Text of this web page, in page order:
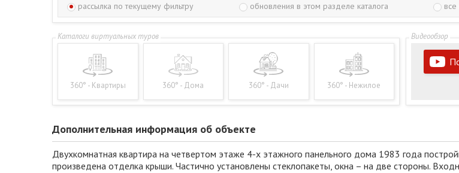
рассылка по текущему фильтру обновления в этом разделе каталога
360° - Квартиры 360° - Дома 360° - Дачи 360° - Нежилое
Дополнительная информация об объекте
Двухкомнатная квартира на четвертом этаже 4-х этажного панельного дома 1983 года
произведена отделка крыши. Частично установлены стеклопакеты, окна – на две стороны.